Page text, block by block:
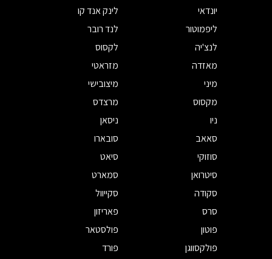
יונדאי
לינק אנד קו
ליפמוטור
לנד רובר
לנצ'יה
לקסוס
מאזדה
מזראטי
מיני
מיצובישי
מקסוס
מרצדס
ניו
ניסאן
סאאב
סובארו
סוזוקי
סיאט
סיטרואן
סמארט
סקודה
סקייוול
סרס
פאריזון
פוטון
פולסטאר
פולקסווגן
פורד